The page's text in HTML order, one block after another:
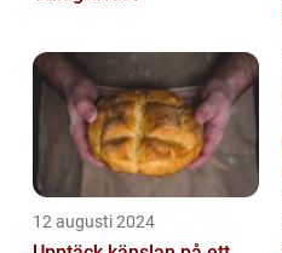
12 augusti 2024